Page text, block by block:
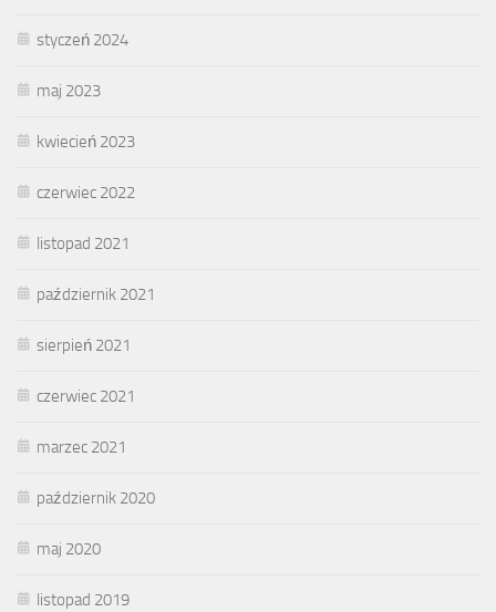
styczeń 2024
maj 2023
kwiecień 2023
czerwiec 2022
listopad 2021
październik 2021
sierpień 2021
czerwiec 2021
marzec 2021
październik 2020
maj 2020
listopad 2019